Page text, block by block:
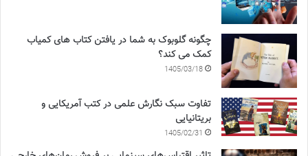
چگونه گلوبوک به شما در یافتن کتاب های کمیاب
کمک می کند؟
1405/03/18
تفاوت سبک نگارش علمی در کتب آمریکایی و
بریتانیایی
1405/02/31